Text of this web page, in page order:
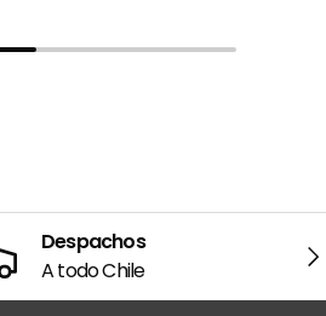
Despachos
A todo Chile